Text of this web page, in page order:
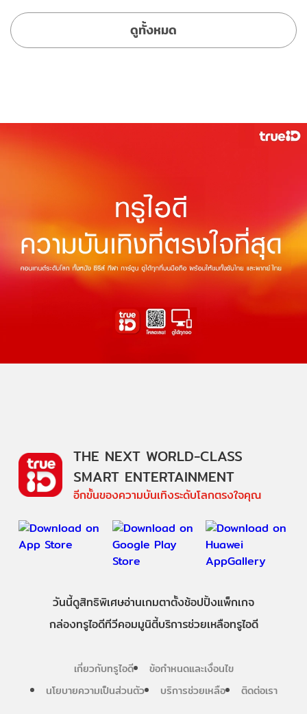
ดูทั้งหมด
THE NEXT WORLD-CLASS
SMART ENTERTAINMENT
อีกขั้นของความบันเทิงระดับโลกตรงใจคุณ
วันนี้ดูสิทธิพิเศษอ่านเกมตาตั้งช้อปปิ้งแพ็กเกจ
กล่องทรูไอดีทีวีคอมมูนิตี้บริการช่วยเหลือทรูไอดี
เกี่ยวกับทรูไอดี
ข้อกำหนดและเงื่อนไข
นโยบายความเป็นส่วนตัว
บริการช่วยเหลือ ติดต่อเรา